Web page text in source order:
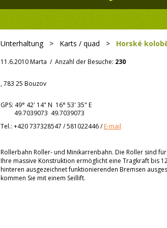
Unterhaltung> Karts / quad > Horské
11.6.2010 Marta / Anzahl der Besuche: 230
, 783 25 Bouzov
GPS: 49° 42' 14" N 16° 53' 35" E
49.7039073 49.7039073
Tel.: +420 737328547 / 581022446/E-mail
Rollerbahn Roller- und Minikarrenbahn. Die Roller sind
Ihre massive Konstruktion ermöglicht eine Tragkraft bis
hinteren ausgezeichnet funktionierenden Bremsen
kommen Sie mit einem Seillift.